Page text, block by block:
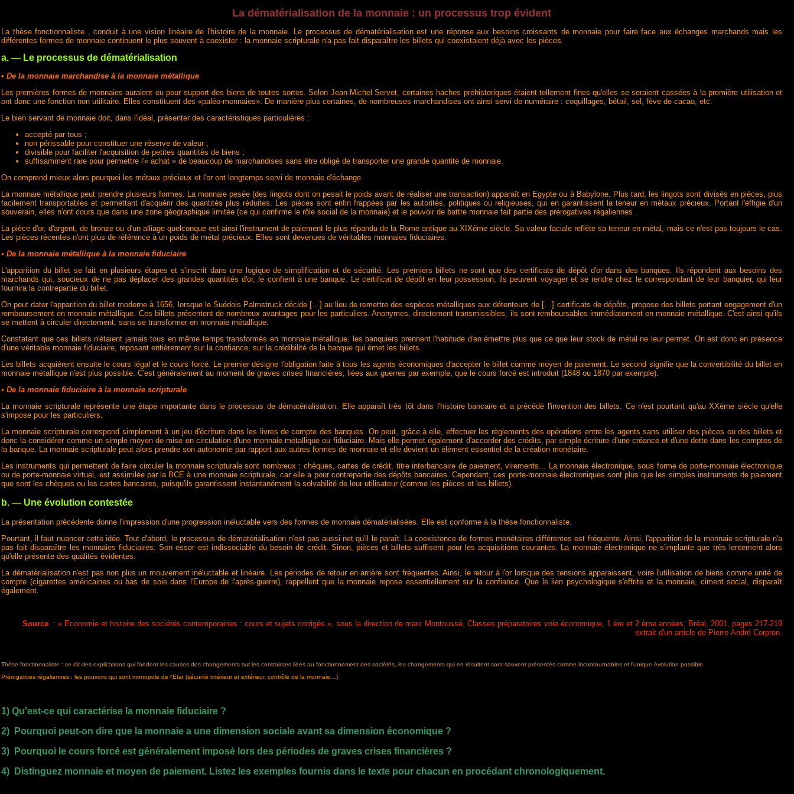
La dématérialisation de la monnaie : un processus trop évident
La thèse fonctionnaliste , conduit à une vision linéaire de l'histoire de la monnaie. Le processus de dématérialisation est une réponse aux besoins croissants de monnaie pour faire face aux échanges marchands mais les
différentes formes de monnaie continuent le plus souvent à coexister : la monnaie scripturale n'a pas fait disparaître les billets qui coexistaient déjà avec les pièces.
a. — Le processus de dématérialisation
• De la monnaie marchandise à la monnaie métallique
Les premières formes de monnaies auraient eu pour support des biens de toutes sortes. Selon Jean-Michel Servet, certaines haches préhistoriques étaient tellement fines qu'elles se seraient cassées à la première utilisation et
ont donc une fonction non utilitaire. Elles constituent des «paléo-monnaies». De manière plus certaines, de nombreuses marchandises ont ainsi servi de numéraire : coquillages, bétail, sel, fève de cacao, etc.
Le bien servant de monnaie doit, dans l'idéal, présenter des caractéristiques particulières :
accepté par tous ;
non périssable pour constituer une réserve de valeur ;
divisible pour faciliter l'acquisition de petites quantités de biens ;
suffisamment rare pour permettre l'« achat » de beaucoup de marchandises sans être obligé de transporter une grande quantité de monnaie.
On comprend mieux alors pourquoi les métaux précieux et l'or ont longtemps servi de monnaie d'échange.
La monnaie métallique peut prendre plusieurs formes. La monnaie pesée (des lingots dont on pesait le poids avant de réaliser une transaction) apparaît en Egypte ou à Babylone. Plus tard, les lingots sont divisés en pièces, plus
facilement transportables et permettant d'acquérir des quantités plus réduites. Les pièces sont enfin frappées par les autorités, politiques ou religieuses, qui en garantissent la teneur en métaux précieux. Portant l'effigie d'un
souverain, elles n'ont cours que dans une zone géographique limitée (ce qui confirme le rôle social de la monnaie) et le pouvoir de battre monnaie fait partie des prérogatives régaliennes
La pièce d'or, d'argent, de bronze ou d'un alliage quelconque est ainsi l'instrument de paiement le plus répandu de la Rome antique au XIXème siècle. Sa valeur faciale reflète sa teneur en métal, mais ce n'est pas toujours le cas.
Les pièces récentes n'ont plus de référence à un poids de métal précieux. Elles sont devenues de véritables monnaies fiduciaires.
• De la monnaie métallique à la monnaie fiduciaire
L'apparition du billet se fait en plusieurs étapes et s'inscrit dans une logique de simplification et de sécurité. Les premiers billets ne sont que des certificats de dépôt d'or dans des banques. Ils répondent aux besoins des
marchands qui, soucieux de ne pas déplacer des grandes quantités d'or, le confient à une banque. Le certificat de dépôt en leur possession, ils peuvent voyager et se rendre chez le correspondant de leur banquier, qui leur
fournira la contrepartie du billet.
On peut dater l'apparition du billet moderne à 1656, lorsque le Suédois Palmstruck décide […] au lieu de remettre des espèces métalliques aux détenteurs de […] certificats de dépôts, propose des billets portant engagement d'un
remboursement en monnaie métallique. Ces billets présentent de nombreux avantages pour les particuliers. Anonymes, directement transmissibles, ils sont remboursables immédiatement en monnaie métallique. C'est ainsi qu'ils
se mettent à circuler directement, sans se transformer en monnaie métallique.
Constatant que ces billets n'étaient jamais tous en même temps transformés en monnaie métallique, les banquiers prennent l'habitude d'en émettre plus que ce que leur stock de métal ne leur permet. On est donc en présence
d'une véritable monnaie fiduciaire, reposant entièrement sur la confiance, sur la crédibilité de la banque qui émet les billets.
Les billets acquièrent ensuite le cours légal et le cours forcé. Le premier désigne l'obligation faite à tous les agents économiques d'accepter le billet comme moyen de paiement. Le second signifie que la convertibilité du billet en
monnaie métallique n'est plus possible. C'est généralement au moment de graves crises financières, liées aux guerres par exemple, que le cours forcé est introduit (1848 ou 1870 par exemple).
• De la monnaie fiduciaire à la monnaie scripturale
La monnaie scripturale représente une étape importante dans le processus de dématérialisation. Elle apparaît très tôt dans l'histoire bancaire et a précédé l'invention des billets. Ce n'est pourtant qu'au XXème siècle qu'elle
s'impose pour les particuliers.
La monnaie scripturale correspond simplement à un jeu d'écriture dans les livres de compte des banques. On peut, grâce à elle, effectuer les règlements des opérations entre les agents sans utiliser des pièces ou des billets et
donc la considérer comme un simple moyen de mise en circulation d'une monnaie métallique ou fiduciaire. Mais elle permet également d'accorder des crédits, par simple écriture d'une créance et d'une dette dans les comptes de
la banque. La monnaie scripturale peut alors prendre son autonomie par rapport aux autres formes de monnaie et elle devient un élément essentiel de la création monétaire.
Les instruments qui permettent de faire circuler la monnaie scripturale sont nombreux : chèques, cartes de crédit, titre interbancaire de paiement, virements... La monnaie électronique, sous forme de porte-monnaie électronique
ou de porte-monnaie virtuel, est assimilée par la BCE à une monnaie scripturale, car elle a pour contrepartie des dépôts bancaires. Cependant, ces porte-monnaie électroniques sont plus que les simples instruments de paiement
que sont les chèques ou les cartes bancaires, puisqu'ils garantissent instantanément la solvabilité de leur utilisateur (comme les pièces et les billets).
b. — Une évolution contestée
La présentation précédente donne l'impression d'une progression inéluctable vers des formes de monnaie dématérialisées. Elle est conforme à la thèse fonctionnaliste.
Pourtant, il faut nuancer cette idée. Tout d'abord, le processus de dématérialisation n'est pas aussi net qu'il le paraît. La coexistence de formes monétaires différentes est fréquente. Ainsi, l'apparition de la monnaie scripturale n'a
pas fait disparaître les monnaies fiduciaires. Son essor est indissociable du besoin de crédit. Sinon, pièces et billets suffisent pour les acquisitions courantes. La monnaie électronique ne s'implante que très lentement alors
qu'elle présente des qualités évidentes.
La dématérialisation n'est pas non plus un mouvement inéluctable et linéaire. Les périodes de retour en arrière sont fréquentes. Ainsi, le retour à l'or lorsque des tensions apparaissent, voire l'utilisation de biens comme unité de
compte (cigarettes américaines ou bas de soie dans l'Europe de l'après-guerre), rappellent que la monnaie repose essentiellement sur la confiance. Que le lien psychologique s'effrite et la monnaie, ciment social, disparaît
également.
Source : « Economie et histoire des sociétés contemporaines : cours et sujets corrigés », sous la direction de marc Montoussé, Classes préparatoires voie économique, 1 ère et 2 ème années, Bréal, 2001, pages 217-219
extrait d'un article de Pierre-André Corpron.
Thèse fonctionnaliste : se dit des explications qui fondent les causes des changements sur les contraintes liées au fonctionnement des sociétés, les changements qui en résultent sont souvent présentés comme incontournables et l'unique évolution possible.
Prérogatives régaliennes : les pouvoirs qui sont monopole de l'Etat (sécurité intérieur et extérieur, contrôle de la monnaie…)
1) Qu'est-ce qui caractérise la monnaie fiduciaire ?
2) Pourquoi peut-on dire que la monnaie a une dimension sociale avant sa dimension économique ?
3) Pourquoi le cours forcé est généralement imposé lors des périodes de graves crises financières ?
4) Distinguez monnaie et moyen de paiement. Listez les exemples fournis dans le texte pour chacun en procédant chronologiquement.